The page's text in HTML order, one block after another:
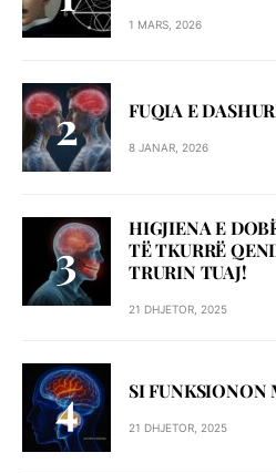
1 MARS, 2026
FUQIA E
8 JANAR, 2026
HIGJIENA E
TË TKURRË
TRURIN TUAJ!
21 DHJETOR, 2025
SI FUNKSIONON
21 DHJETOR, 2025